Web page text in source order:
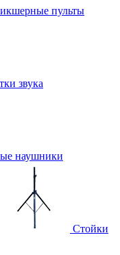
пульты
звука
наушники
Стойки